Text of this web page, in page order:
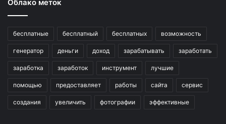
Облако меток
бесплатные бесплатный бесплатных возможность
генератор деньги доход зарабатывать заработать
заработка заработок инструмент лучшие
помощью предоставляет работы сайта сервис
создания увеличить фотографии эффективные